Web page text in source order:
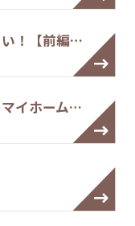
！【前編…
イホーム…